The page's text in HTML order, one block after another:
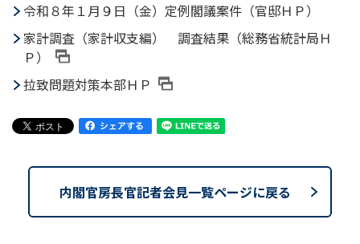
令和８年１月９日（金）定例閣議案件（官邸ＨＰ）
家計調査（家計収支編） 調査結果（総務省統計局Ｈ
Ｐ）
拉致問題対策本部ＨＰ
内閣官房長官記者会見一覧ページに戻る